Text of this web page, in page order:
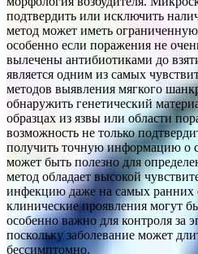
подтвердить или исключить
метод может иметь ограниченную
особенно если поражения не
вылечены антибиотиками до
является одним из самых
методов выявления мягкого
обнаружить генетический
образцах из язвы или области
возможность не только
получить точную информацию о
может быть полезно для
метод обладает высокой
инфекцию даже на самых ранних
клинические проявления могут
особенно важно для контроля за
поскольку заболевание может
бессимптомно.